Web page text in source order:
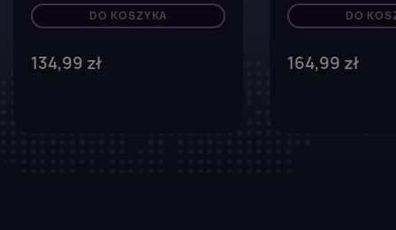
DO KOSZYKA
134,99 zł
DO
164,99 zł